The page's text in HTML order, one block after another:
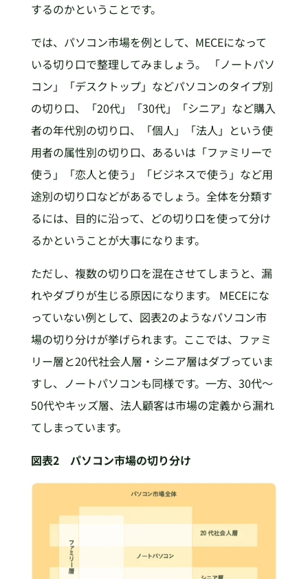
するのかということです。
では、パソコン市場を例として、MECEになって
いる切り口で整理してみましょう。 「ノートパソ
コン」「デスクトップ」などパソコンのタイプ別
の切り口、「20代」「30代」「シニア」など購入
者の年代別の切り口、「個人」「法人」という使
用者の属性別の切り口、あるいは「ファミリーで
使う」「恋人と使う」「ビジネスで使う」など用
途別の切り口などがあるでしょう。全体を分類す
るには、目的に沿って、どの切り口を使って分け
るかということが大事になります。
ただし、複数の切り口を混在させてしまうと、漏
れやダブりが生じる原因になります。 MECEにな
っていない例として、図表2のようなパソコン市
場の切り分けが挙げられます。ここでは、ファミ
リー層と20代社会人層・シニア層はダブっていま
すし、ノートパソコンも同様です。一方、30代～
50代やキッズ層、法人顧客は市場の定義から漏れ
てしまっています。
図表2 パソコン市場の切り分け